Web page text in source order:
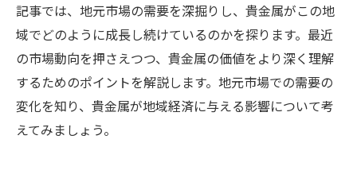
記事では、地元市場の需要を深掘りし、貴金属がこの地
域でどのように成長し続けているのかを探ります。最近
の市場動向を押さえつつ、貴金属の価値をより深く理解
するためのポイントを解説します。地元市場での需要の
変化を知り、貴金属が地域経済に与える影響について考
えてみましょう。